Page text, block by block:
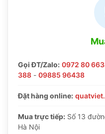
Gọi ĐT/Zalo: 0972 80
388 - 09885 96438
Đặt hàng online:
Mua trực tiếp: Số 13
Hà Nội